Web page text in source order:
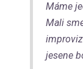
Máme
Mali
jesene